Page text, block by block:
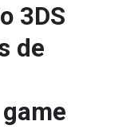
3DS
de